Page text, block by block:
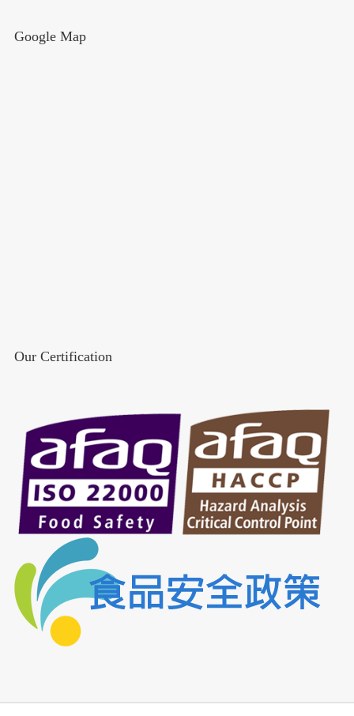
Google Map
Our Certification